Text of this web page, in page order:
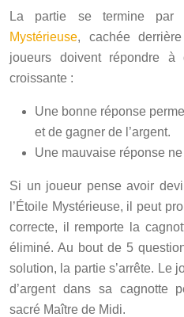
La partie se termine par
Mystérieuse, cachée
joueurs doivent répondre
croissante :
Une bonne réponse
et de gagner de l’argent.
Une mauvaise réponse
Si un joueur pense avoir
l’Étoile Mystérieuse, il peut
correcte, il remporte la
éliminé. Au bout de 5
solution, la partie s’arrête. Le
d’argent dans sa cagnotte
sacré Maître de Midi.